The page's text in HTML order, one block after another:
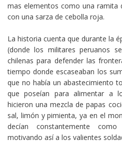
mas elementos como una ramita
con una sarza de cebolla roja.
La historia cuenta que durante la
(donde los militares peruanos
chilenas para defender las
tiempo donde escaseaban los
que no había un abastecimiento
que poseían para alimentar a
hicieron una mezcla de papas
sal, limón y pimienta, ya en el
decían constantemente
motivando así a los valientes